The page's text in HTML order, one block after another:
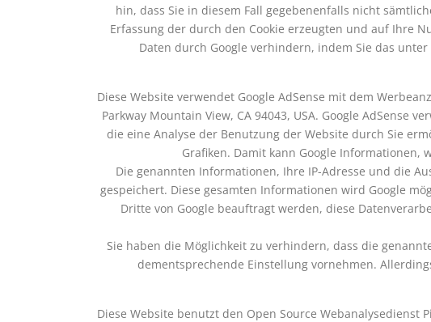
hin, dass Sie in diesem Fall gegebenenfalls nicht
Erfassung der durch den Cookie erzeugten und auf Ihre
Daten durch Google verhindern, indem Sie das
Diese Website verwendet Google AdSense mit dem
Parkway Mountain View, CA 94043, USA. Google AdSense
die eine Analyse der Benutzung der Website durch Sie
Grafiken. Damit kann Google Informationen,
Die genannten Informationen, Ihre IP-Adresse und die
gespeichert. Diese gesamten Informationen wird Google
Dritte von Google beauftragt werden, diese
Sie haben die Möglichkeit zu verhindern, dass die
dementsprechende Einstellung vornehmen.
Diese Website benutzt den Open Source Webanalysedienst